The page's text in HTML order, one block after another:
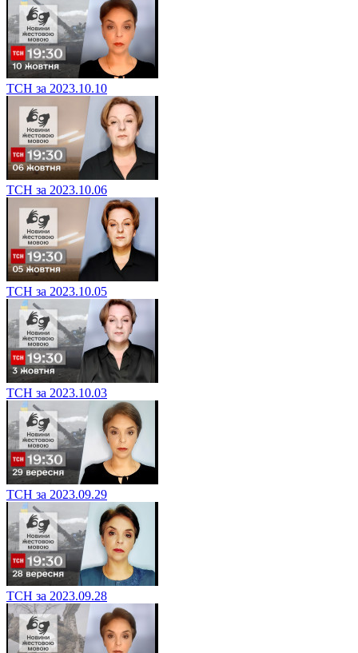
ТСН за 2023.10.10
ТСН за 2023.10.06
ТСН за 2023.10.05
ТСН за 2023.10.03
ТСН за 2023.09.29
ТСН за 2023.09.28